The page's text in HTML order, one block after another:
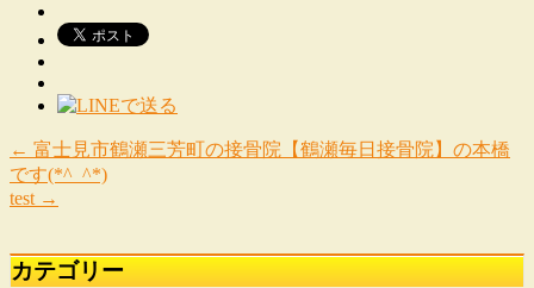
← 富士見市鶴瀬三芳町の接骨院【鶴瀬毎日接骨院】の本橋
です(*^_^*)
test →
カテゴリー